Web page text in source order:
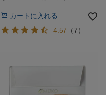
カートに入れる
4.57 （7）